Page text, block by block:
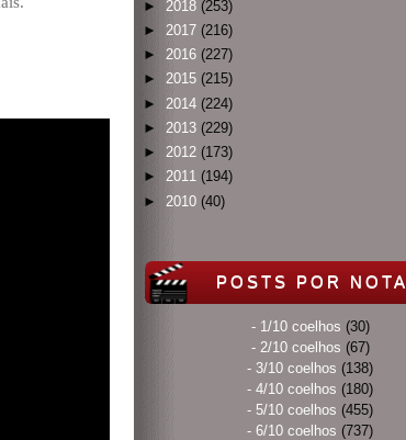
► 2018 (253)
► 2017 (216)
► 2016 (227)
► 2015 (215)
► 2014 (224)
► 2013 (229)
► 2012 (173)
► 2011 (194)
► 2010 (40)
POSTS POR NOTA
- 1/10 coelhos (30)
- 2/10 coelhos (67)
- 3/10 coelhos (138)
- 4/10 coelhos (180)
- 5/10 coelhos (455)
- 6/10 coelhos (737)